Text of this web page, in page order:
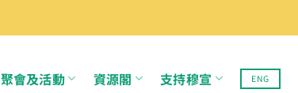
聚會及活動 資源閣 支持穆宣 ENG